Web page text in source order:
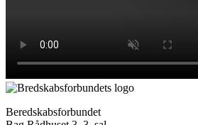
Beredskabsforbundet